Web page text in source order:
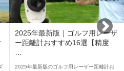
2025年最新版｜ゴルフ用レーザ
ー距離計おすすめ16選【精度
2025年最新版のゴルフ用レーザー距離計お